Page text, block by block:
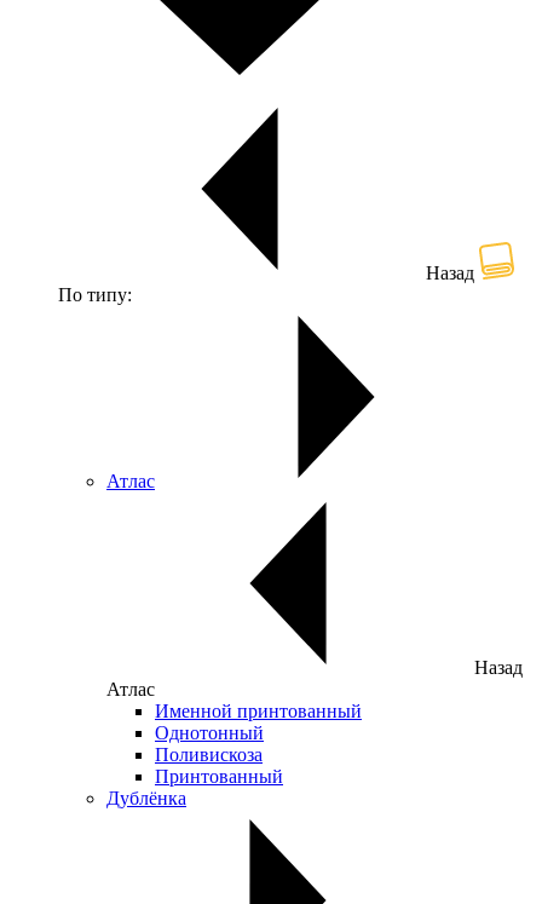
Назад
По типу:
Атлас
Назад
Атлас
Именной принтованный
Однотонный
Поливискоза
Принтованный
Дублёнка